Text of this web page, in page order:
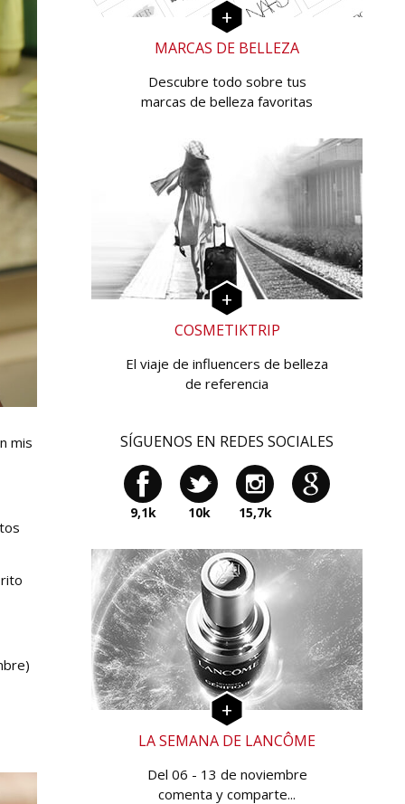
mis
MARCAS DE BELLEZA
Descubre todo sobre tus
marcas de belleza favoritas
COSMETIKTRIP
El viaje de influencers de belleza
de referencia
SÍGUENOS EN REDES SOCIALES
9,1k 10k 15,7k
LA SEMANA DE LANCÔME
Del 06 - 13 de noviembre
comenta y comparte...